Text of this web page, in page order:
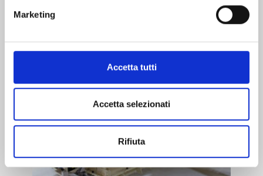
Marketing
Accetta tutti
Accetta selezionati
Rifiuta
Nuova Torre di Pulizia per il
13 Giugno 2022